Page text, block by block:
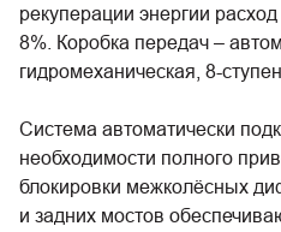
рекуперации энергии
8%. Коробка передач –
гидромеханическая, 8-
Система автоматически
необходимости полного
блокировки межколёсных
и задних мостов